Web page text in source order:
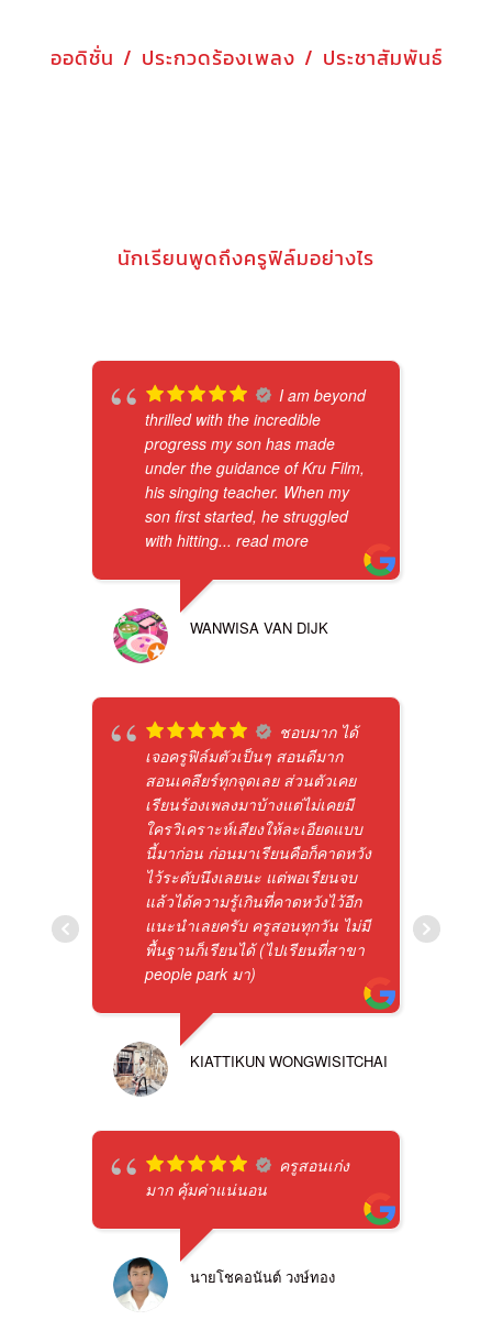
ออดิชั่น / ประกวดร้องเพลง / ประชาสัมพันธ์
นักเรียนพูดถึงครูฟิล์มอย่างไร
I am beyond
thrilled with the incredible
progress my son has made
under the guidance of Kru Film,
his singing teacher. When my
son first started, he struggled
with hitting... read more
WANWISA VAN DIJK
ชอบมาก ได้
เจอครูฟิล์มตัวเป็นๆ สอนดีมาก
สอนเคลียร์ทุกจุดเลย ส่วนตัวเคย
เรียนร้องเพลงมาบ้างแต่ไม่เคยมี
ใครวิเคราะห์เสียงให้ละเอียดแบบ
นี้มาก่อน ก่อนมาเรียนคือก็คาดหวัง
ไว้ระดับนึงเลยนะ แต่พอเรียนจบ
แล้วได้ความรู้เกินที่คาดหวังไว้อีก
แนะนำเลยครับ ครูสอนทุกวัน ไม่มี
พื้นฐานก็เรียนได้ (ไปเรียนที่สาขา
people park มา)
KIATTIKUN WONGWISITCHAI
ครูสอนเก่ง
มาก คุ้มค่าแน่นอน
นายโชคอนันต์ วงษ์ทอง